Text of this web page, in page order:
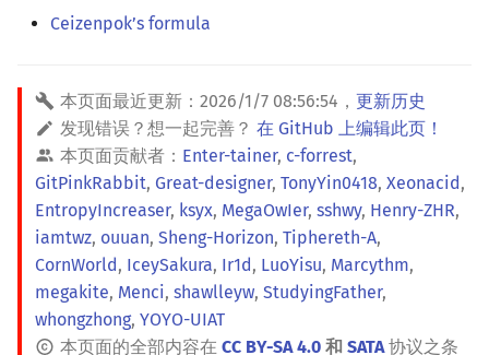
Ceizenpok’s formula
本页面最近更新： 2026/1/7 08:56:54 ， 更新历史
发现错误？想一起完善？ 在 GitHub 上编辑此页！
本页面贡献者： Enter-tainer, c-forrest,
GitPinkRabbit, Great-designer, TonyYin0418, Xeonacid ,
EntropyIncreaser, ksyx, MegaOwIer, sshwy, Henry-ZHR,
iamtwz, ouuan, Sheng-Horizon, Tiphereth-A,
CornWorld , IceySakura, Ir1d , LuoYisu, Marcythm,
megakite, Menci, shawlleyw, StudyingFather,
whongzhong, YOYO-UIAT
本页面的全部内容在 CC BY-SA 4.0 和 SATA协议之条